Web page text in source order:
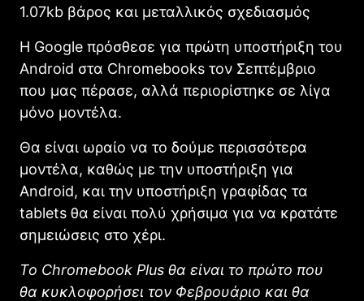
1.07kb βάρος και μεταλλικός σχεδιασμός
Η Google πρόσθεσε για πρώτη υποστήριξη του
Android στα Chromebooks τον Σεπτέμβριο
που μας πέρασε, αλλά περιορίστηκε σε λίγα
μόνο μοντέλα.
Θα είναι ωραίο να το δούμε περισσότερα
μοντέλα, καθώς με την υποστήριξη για
Android, και την υποστήριξη γραφίδας τα
tablets θα είναι πολύ χρήσιμα για να κρατάτε
σημειώσεις στο χέρι.
Το Chromebook Plus θα είναι το πρώτο που
θα κυκλοφορήσει τον Φεβρουάριο και θα